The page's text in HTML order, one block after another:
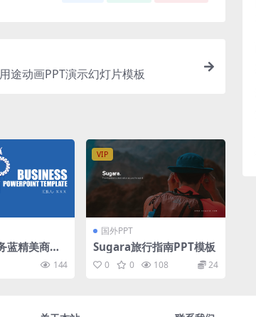
途动画PPT演示幻灯片模板
蓝精美商务
板
144
VIP
国外PPT
Sugara旅行指南PPT模板
0 0 108 24